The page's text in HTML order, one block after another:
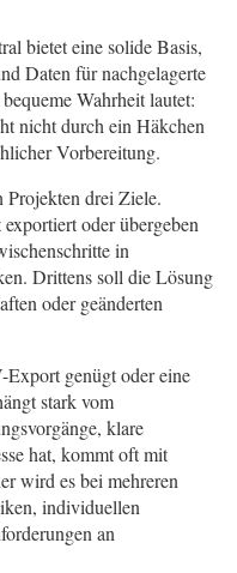
bietet eine solide Basis,
Daten für nachgelagerte
Wahrheit lautet:
nicht durch ein Häkchen
Vorbereitung.
drei Ziele.
oder übergeben
in
Drittens soll die Lösung
oder geänderten
genügt oder eine
stark vom
klare
hat, kommt oft mit
wird es bei mehreren
individuellen
an